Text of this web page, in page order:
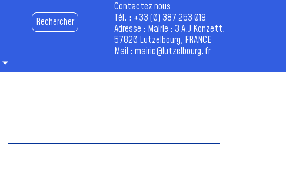
Rechercher
Contactez nous
Tél. : +33 (0) 387 253 019
Adresse : Mairie : 3 A.J Konzett,
57820 Lutzelbourg, FRANCE
Mail : mairie@lutzelbourg.fr